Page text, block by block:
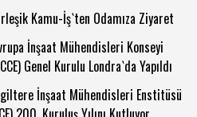
Kamu-İş`ten Odamıza Ziyaret
İnşaat Mühendisleri Konseyi
Genel Kurulu Londra`da Yapıldı
İnşaat Mühendisleri Enstitüsü